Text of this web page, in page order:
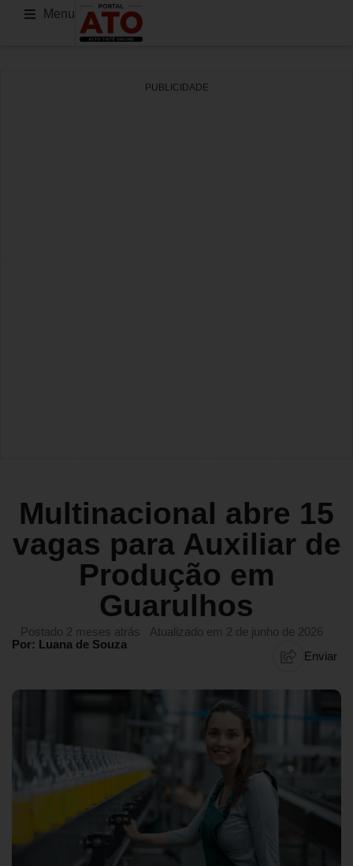
Menu
PUBLICIDADE
Multinacional abre 15
vagas para Auxiliar de
Produção em
Guarulhos
Postado 2 meses atrás
Atualizado em 2 de junho de 2026
Por: Luana de Souza
Enviar